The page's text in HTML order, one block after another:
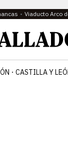
Viaducto Arco
CASTILLA Y